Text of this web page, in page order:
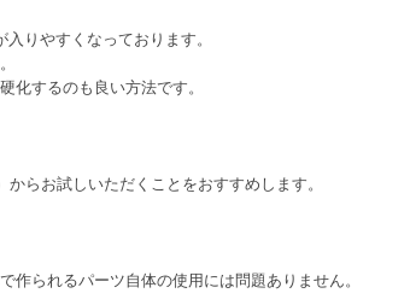
りやすくなっております。
化するのも良い方法です。
らお試しいただくことをおすすめします。
られるパーツ自体の使用には問題ありません。